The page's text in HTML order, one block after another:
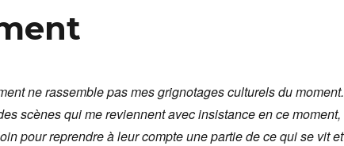
ne rassemble pas mes grignotages culturels du moment.
scènes qui me reviennent avec insistance en ce moment,
pour reprendre à leur compte une partie de ce qui se vit et